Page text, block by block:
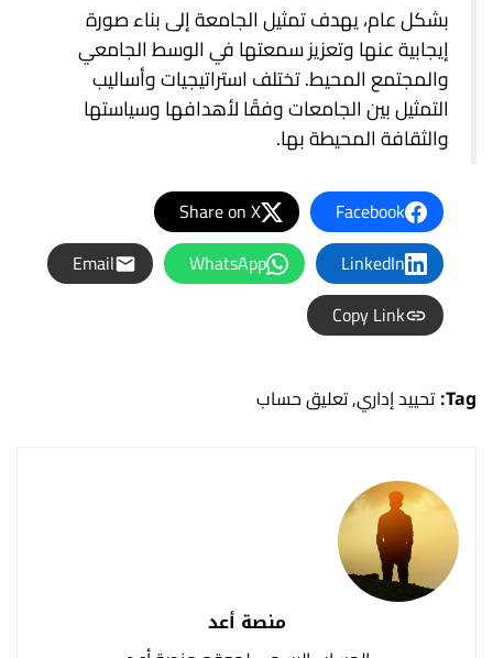
بشكل عام، يهدف تمثيل الجامعة إلى بناء صورة
إيجابية عنها وتعزيز سمعتها في الوسط الجامعي
والمجتمع المحيط. تختلف استراتيجيات وأساليب
التمثيل بين الجامعات وفقًا لأهدافها وسياستها
والثقافة المحيطة بها.
Facebook
Share on X
LinkedIn
WhatsApp
Email
Copy Link
Tag: تحييد إداري,تعليق حساب
منصة أعد